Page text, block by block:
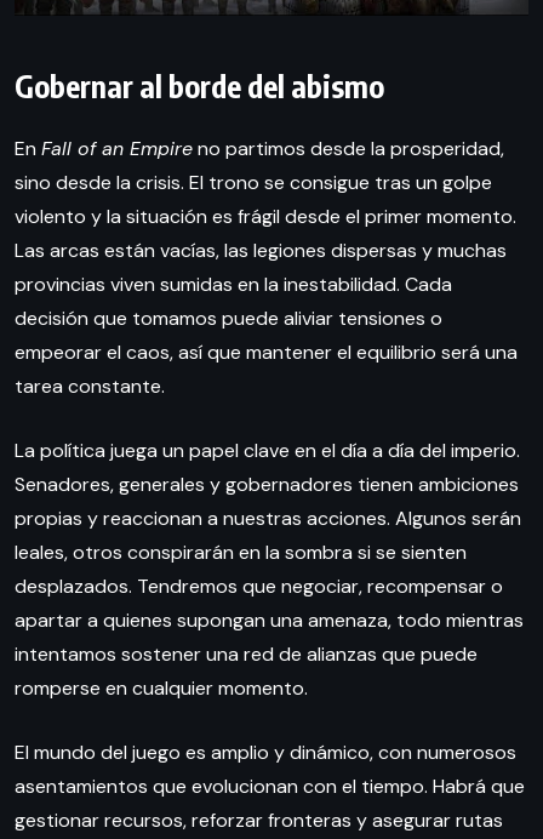
Gobernar al borde del abismo
En Fall of an Empireno partimos desde la prosperidad,
sino desde la crisis. El trono se consigue tras un golpe
violento y la situación es frágil desde el primer momento.
Las arcas están vacías, las legiones dispersas y muchas
provincias viven sumidas en la inestabilidad. Cada
decisión que tomamos puede aliviar tensiones o
empeorar el caos, así que mantener el equilibrio será una
tarea constante.
La política juega un papel clave en el día a día del imperio.
Senadores, generales y gobernadores tienen ambiciones
propias y reaccionan a nuestras acciones. Algunos serán
leales, otros conspirarán en la sombra si se sienten
desplazados. Tendremos que negociar, recompensar o
apartar a quienes supongan una amenaza, todo mientras
intentamos sostener una red de alianzas que puede
romperse en cualquier momento.
El mundo del juego es amplio y dinámico, con numerosos
asentamientos que evolucionan con el tiempo. Habrá que
gestionar recursos, reforzar fronteras y asegurar rutas